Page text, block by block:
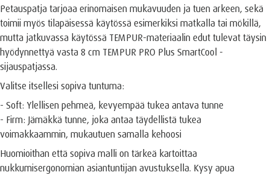
Petauspatja tarjoaa erinomaisen mukavuuden ja tuen arkeen, sekä
toimii myös tilapäisessä käytössä esimerkiksi matkalla tai mökillä,
mutta jatkuvassa käytössä TEMPUR-materiaalin edut tulevat täysin
hyödynnettyä vasta 8 cm TEMPUR PRO Plus SmartCool -
sijauspatjassa.
Valitse itsellesi sopiva tuntuma:
- Soft: Ylellisen pehmeä, kevyempää tukea antava tunne
- Firm: Jämäkkä tunne, joka antaa täydellistä tukea
voimakkaammin, mukautuen samalla kehoosi
Huomioithan että sopiva malli on tärkeä kartoittaa
nukkumisergonomian asiantuntijan avustuksella. Kysy apua